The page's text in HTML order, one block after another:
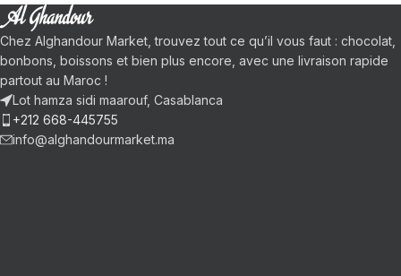
Chez Alghandour Market, trouvez tout ce qu’il vous faut : chocolat,
bonbons, boissons et bien plus encore, avec une livraison rapide
partout au Maroc !
Lot hamza sidi maarouf, Casablanca
+212 668-445755
info@alghandourmarket.ma